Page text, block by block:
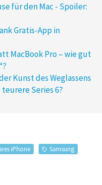
für den Mac - Spoiler:
Gratis-App in
MacBook Pro – wie gut
Kunst des Weglassens
Series 6?
iPhone
Samsung